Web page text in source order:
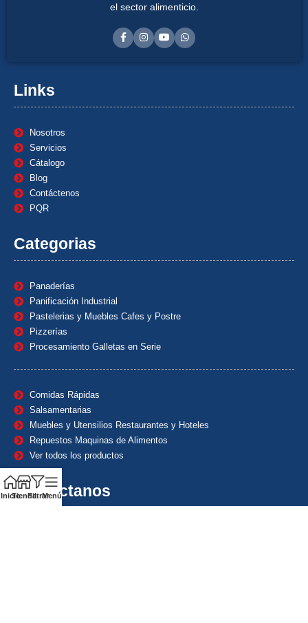
el sector alimenticio.
Links
Nosotros
Servicios
Cátalogo
Blog
Contáctenos
PQR
Categorias
Panaderías
Panificación Industrial
Pastelerias y Muebles Cafes y Postre
Pizzerías
Procesamiento Galletas en Serie
Comidas Rápidas
Salsamentarias
Muebles y Utensilios Restaurantes y Hoteles
Repuestos Maquinas de Alimentos
Ver todos los productos
Contáctanos
InicioTiendaFiltrarMenú